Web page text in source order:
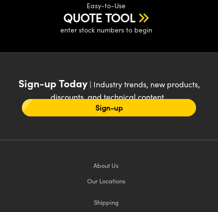
Easy-to-Use
QUOTE TOOL
enter stock numbers to begin
Sign-up Today| Industry trends, new products,
discounts, and technical content
Sign-up
About Us
Our Locations
Shipping